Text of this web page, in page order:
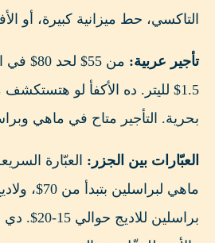
التاكسي، حط ميزانية كبيرة، أو
تأجير عربية:
من 55$
1.5$ لليتر. ده الأكفأ لو
بحرية. التأجير متاح في ماهي
العبّارات بين الجزر:
براسلين